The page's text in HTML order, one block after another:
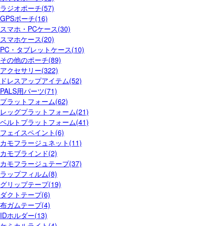
ラジオポーチ(57)
GPSポーチ(16)
スマホ・PCケース(30)
スマホケース(20)
PC・タブレットケース(10)
その他のポーチ(89)
アクセサリー(322)
ドレスアップアイテム(52)
PALS用パーツ(71)
プラットフォーム(62)
レッグプラットフォーム(21)
ベルトプラットフォーム(41)
フェイスペイント(6)
カモフラージュネット(11)
カモブラインド(2)
カモフラージュテープ(37)
ラップフィルム(8)
グリップテープ(19)
ダクトテープ(6)
布ガムテープ(4)
IDホルダー(13)